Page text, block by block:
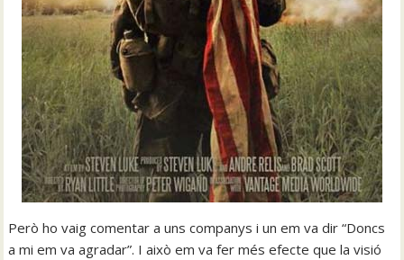
Però ho vaig comentar a uns companys i un em va dir “Doncs
a mi em va agradar”. I això em va fer més efecte que la visió